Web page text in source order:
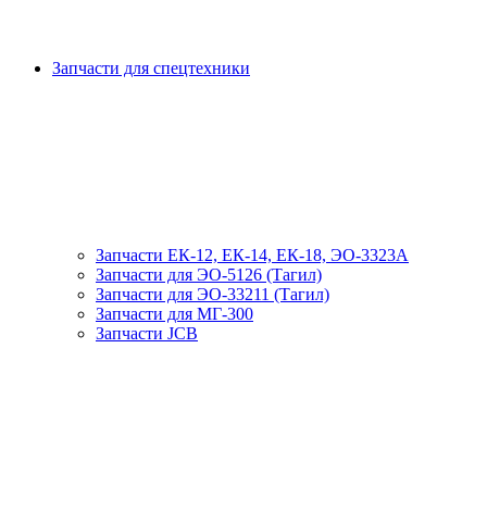
Запчасти для спецтехники
Запчасти ЕК-12, ЕК-14, ЕК-18, ЭО-3323А
Запчасти для ЭО-5126 (Тагил)
Запчасти для ЭО-33211 (Тагил)
Запчасти для МГ-300
Запчасти JCB